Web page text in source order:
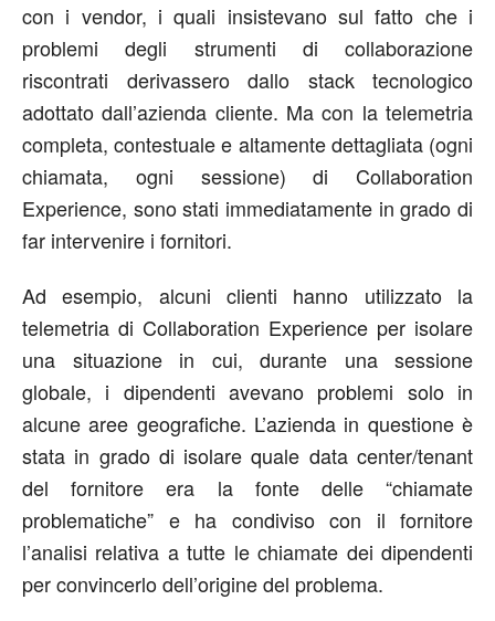
con i vendor, i quali insistevano sul fatto che i
problemi degli strumenti di collaborazione
riscontrati derivassero dallo stack tecnologico
adottato dall’azienda cliente. Ma con la telemetria
completa, contestuale e altamente dettagliata (ogni
chiamata, ogni sessione) di Collaboration
Experience, sono stati immediatamente in grado di
far intervenire i fornitori.
Ad esempio, alcuni clienti hanno utilizzato la
telemetria di Collaboration Experience per isolare
una situazione in cui, durante una sessione
globale, i dipendenti avevano problemi solo in
alcune aree geografiche. L’azienda in questione è
stata in grado di isolare quale data center/tenant
del fornitore era la fonte delle “chiamate
problematiche” e ha condiviso con il fornitore
l’analisi relativa a tutte le chiamate dei dipendenti
per convincerlo dell’origine del problema.